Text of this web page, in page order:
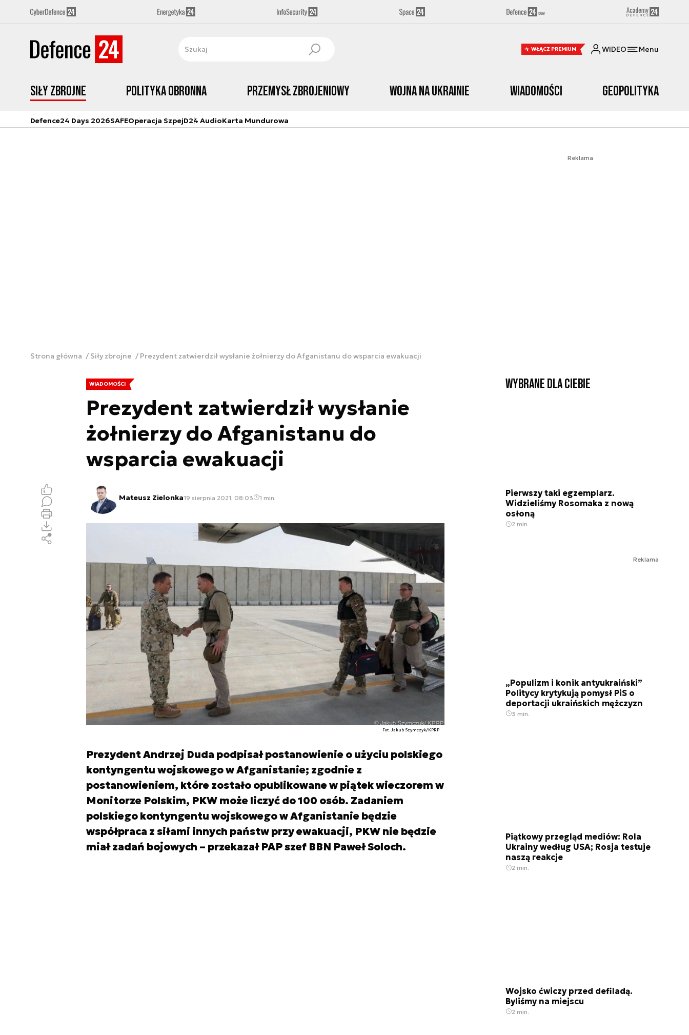
WŁĄCZ PREMIUM WIDEO Menu
Siły zbrojne Polityka obronna Przemysł Zbrojeniowy Wojna na Ukrainie Wiadomości Geopolityka
Defence24 Days 2026SAFEOperacja SzpejD24 AudioKarta Mundurowa
Reklama
Strona główna Siły zbrojne Prezydent zatwierdził wysłanie żołnierzy do Afganistanu do wsparcia ewakuacji
WIADOMOŚCI
Prezydent zatwierdził wysłanie
żołnierzy do Afganistanu do
wsparcia ewakuacji
Mateusz Zielonka19 sierpnia 2021, 08:03 1 min.
Fot. Jakub Szymczyk/KPRP
Prezydent Andrzej Duda podpisał postanowienie o użyciu polskiego
kontyngentu wojskowego w Afganistanie; zgodnie z
postanowieniem, które zostało opublikowane w piątek wieczorem w
Monitorze Polskim, PKW może liczyć do 100 osób. Zadaniem
polskiego kontyngentu wojskowego w Afganistanie będzie
współpraca z siłami innych państw przy ewakuacji, PKW nie będzie
miał zadań bojowych – przekazał PAP szef BBN Paweł Soloch.
Wybrane dla Ciebie
Pierwszy taki egzemplarz.
Widzieliśmy Rosomaka z nową
osłoną
2 min.
Reklama
„Populizm i konik antyukraiński”
Politycy krytykują pomysł PiS o
deportacji ukraińskich mężczyzn
3 min.
Piątkowy przegląd mediów: Rola
Ukrainy według USA; Rosja testuje
naszą reakcje
2 min.
Wojsko ćwiczy przed defiladą.
Byliśmy na miejscu
2 min.